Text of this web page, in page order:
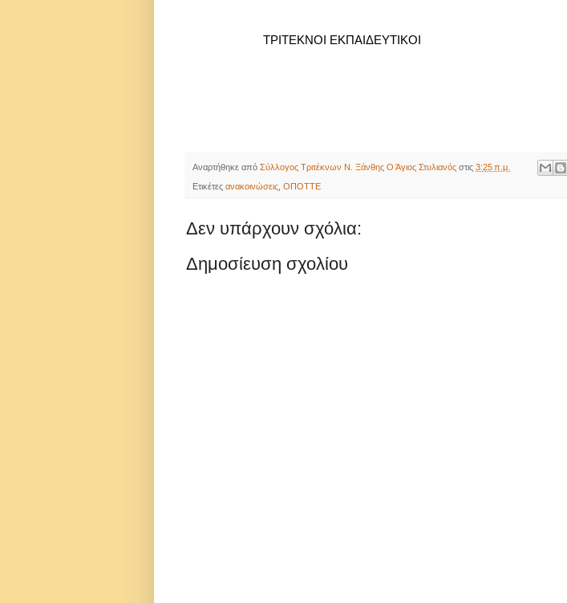
ΤΡΙΤΕΚΝΟΙ ΕΚΠΑΙΔΕΥΤΙΚΟΙ
Αναρτήθηκε από Σύλλογος Τριτέκνων Ν. Ξάνθης Ο Άγιος Στυλιανός στις 3:25 π.μ.
Ετικέτες ανακοινώσεις ΟΠΟΤΤΕ
Δεν υπάρχουν σχόλια:
Δημοσίευση σχολίου